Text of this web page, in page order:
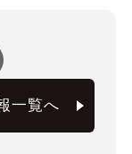
一覧へ